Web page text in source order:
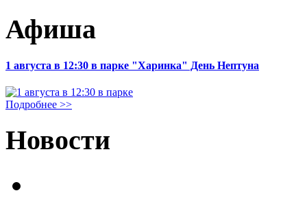
Афиша
1 августа в 12:30 в парке "Харинка" День Нептуна
Подробнее >>
Новости